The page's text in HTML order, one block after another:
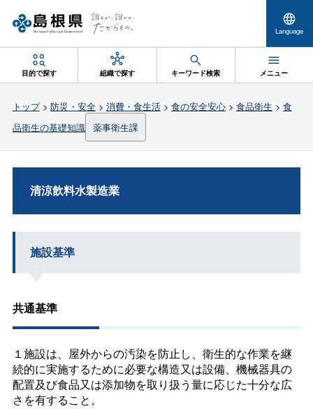
Language
目的で探す 組織で探す キーワード検索 メニュー
トップ> 防災・安全> 消費・食生活> 食の安全安心> 食品衛生 > 食
品衛生の基礎知識 薬事衛生課
清涼飲料水製造業
施設基準
共通基準
１施設は、屋外からの汚染を防止し、衛生的な作業を継
続的に実施するために必要な構造又は設備、機械器具の
配置及び食品又は添加物を取り扱う量に応じた十分な広
さを有すること。